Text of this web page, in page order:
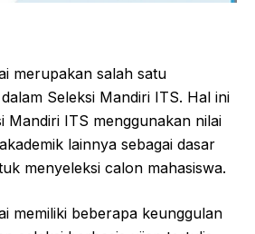
merupakan salah satu
Seleksi Mandiri ITS. Hal ini
Mandiri ITS menggunakan nilai
lainnya sebagai dasar
menyeleksi calon mahasiswa.
memiliki beberapa keunggulan